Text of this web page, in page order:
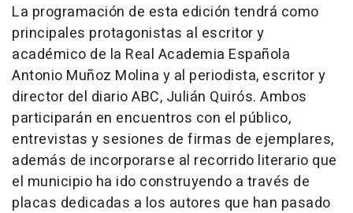
La programación de esta edición tendrá como
principales protagonistas al escritor y
académico de la Real Academia Española
Antonio Muñoz Molina y al periodista, escritor y
director del diario ABC, Julián Quirós. Ambos
participarán en encuentros con el público,
entrevistas y sesiones de firmas de ejemplares,
además de incorporarse al recorrido literario que
el municipio ha ido construyendo a través de
placas dedicadas a los autores que han pasado